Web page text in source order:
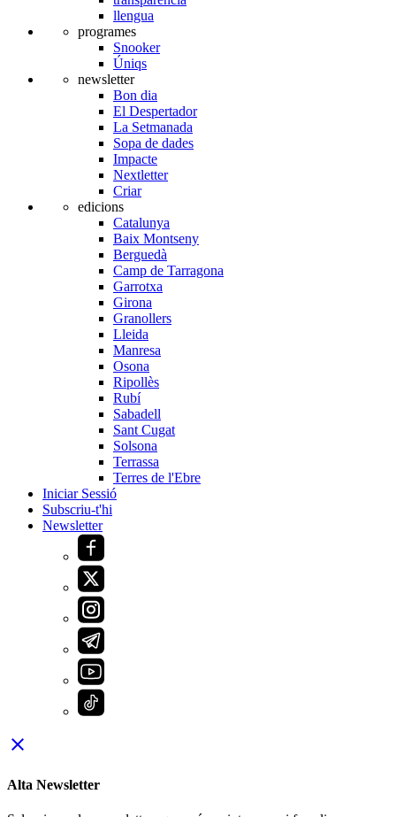
llengua
programes
Snooker
Úniqs
newsletter
Bon dia
El Despertador
La Setmanada
Sopa de dades
Impacte
Nextletter
Criar
edicions
Catalunya
Baix Montseny
Berguedà
Camp de Tarragona
Garrotxa
Girona
Granollers
Lleida
Manresa
Osona
Ripollès
Rubí
Sabadell
Sant Cugat
Solsona
Terrassa
Terres de l'Ebre
Iniciar Sessió
Subscriu-t'hi
Newsletter
close
Alta Newsletter